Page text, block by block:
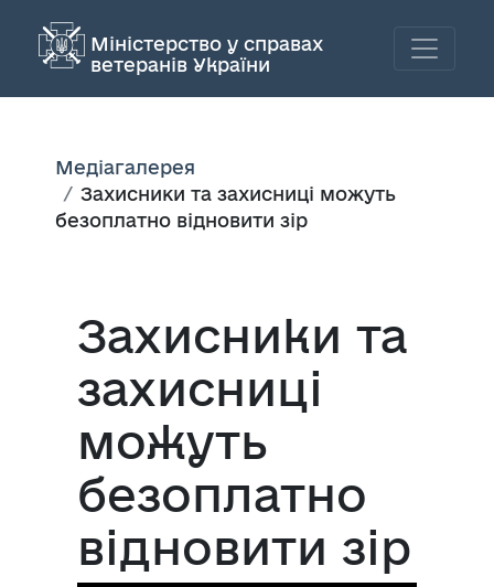
Міністерство у справах
ветеранів України
Медіагалерея
Захисники та захисниці можуть
безоплатно відновити зір
Захисники та
захисниці
можуть
безоплатно
відновити зір